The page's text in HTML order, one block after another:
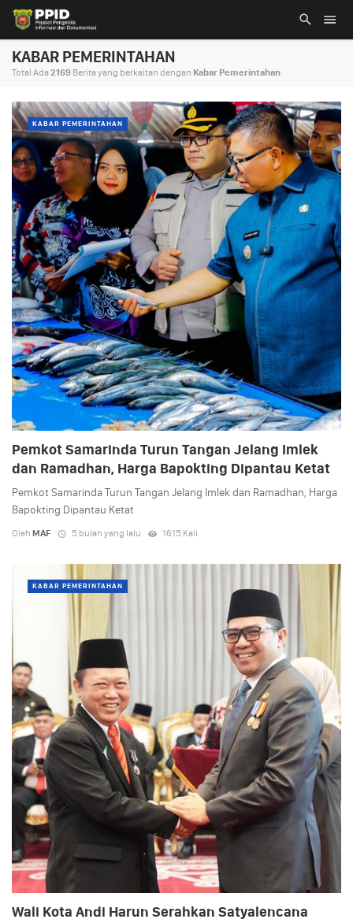
KABAR PEMERINTAHAN
Total Ada2169 Berita yang berkaitan dengan Kabar Pemerintahan
KABAR PEMERINTAHAN
Pemkot Samarinda Turun Tangan Jelang Imlek
dan Ramadhan, Harga Bapokting Dipantau Ketat
Pemkot Samarinda Turun Tangan Jelang Imlek dan Ramadhan, Harga
Bapokting Dipantau Ketat
Oleh MAF 5 bulan yang lalu 1615 Kali
KABAR PEMERINTAHAN
Wali Kota Andi Harun Serahkan Satyalencana